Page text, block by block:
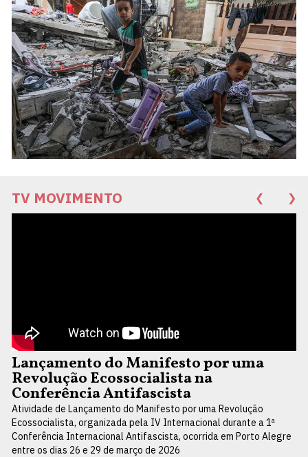
TV MOVIMENTO ❮ ❯
Lançamento do Manifesto por uma
Revolução Ecossocialista na
Conferência Antifascista
Atividade de Lançamento do Manifesto por uma Revolução
Ecossocialista, organizada pela IV Internacional durante a 1ª
Conferência Internacional Antifascista, ocorrida em Porto Alegre
entre os dias 26 e 29 de março de 2026